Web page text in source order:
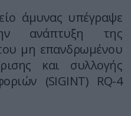
άμυνας υπέγραψε
ανάπτυξη της
μη επανδρωμένου
και συλλογής
(SIGINT) RQ-4